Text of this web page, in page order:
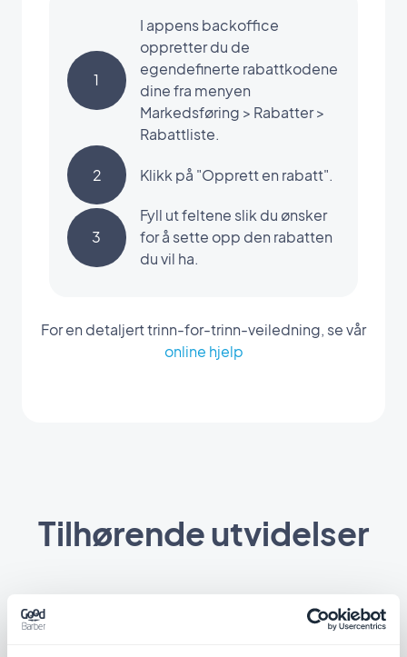
1
I appens backoffice
oppretter du de
egendefinerte rabattkodene
dine fra menyen
Markedsføring > Rabatter >
Rabattliste.
2 Klikk på "Opprett en rabatt".
3
Fyll ut feltene slik du ønsker
for å sette opp den rabatten
du vil ha.
For en detaljert trinn-for-trinn-veiledning, se vår
online hjelp
Tilhørende utvidelser